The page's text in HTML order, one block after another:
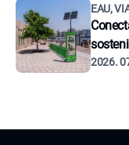
EAU,
2026.